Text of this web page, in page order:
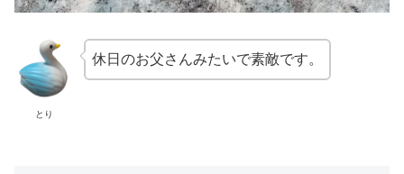
とり
休日のお父さんみたいで素敵です。